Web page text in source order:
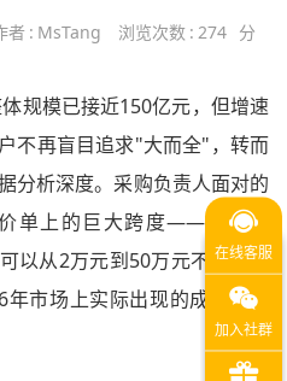
者 : MsTang 浏览次数 : 274 分
规模已接近150亿元，但增速
不再盲目追求"大而全"，转而
分析深度。采购负责人面对的
单上的巨大跨度——同样标
以从2万元到50万元不等。要
市场上实际出现的成交价格